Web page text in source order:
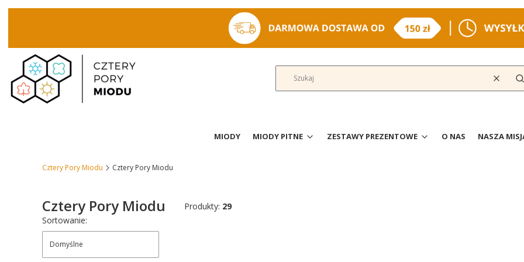
Wyczyść
MIODY MIODY PITNE ZESTAWY PREZENTOWE O NAS NASZA
Cztery Pory Miodu Cztery Pory Miodu
Cztery Pory Miodu Produkty: 29
Lista produktów
Sortowanie:
Domyślne